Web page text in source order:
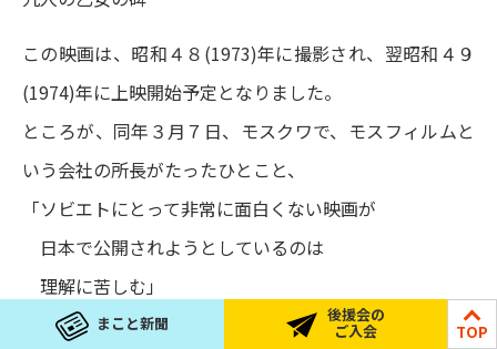
この映画は、昭和４８(1973)年に撮影され、翌昭和４９
(1974)年に上映開始予定となりました。
ところが、同年３月７日、モスクワで、モスフィルムと
いう会社の所長がたったひとこと、
「ソビエトにとって非常に面白くない映画が
日本で公開されようとしているのは
理解に苦しむ」
と、たったひとこと発言したことで、予定されていた全
まこと新聞 後援会の
ご入会 TOP